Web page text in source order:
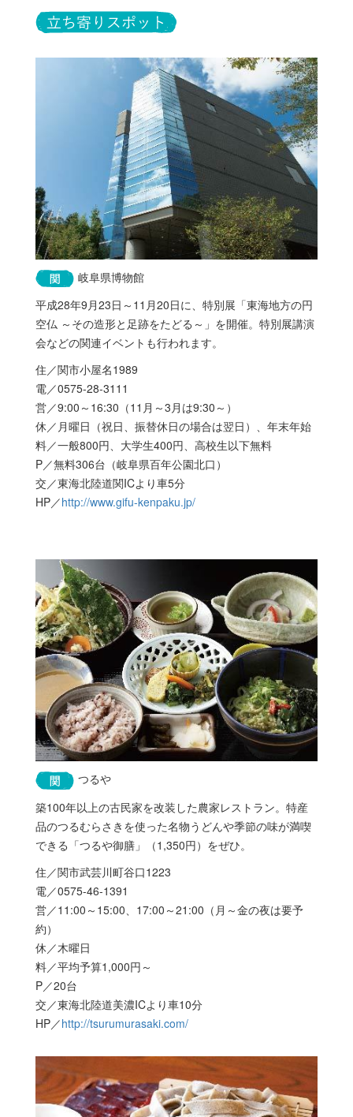
岐阜県博物館
平成28年9月23日～11月20日に、特別展「東海地方の円
空仏 ～その造形と足跡をたどる～」を開催。特別展講演
会などの関連イベントも行われます。
住／関市小屋名1989
電／0575-28-3111
営／9:00～16:30（11月～3月は9:30～）
休／月曜日（祝日、振替休日の場合は翌日）、年末年始
料／一般800円、大学生400円、高校生以下無料
P／無料306台（岐阜県百年公園北口）
交／東海北陸道関ICより車5分
HP／http://www.gifu-kenpaku.jp/
つるや
築100年以上の古民家を改装した農家レストラン。特産
品のつるむらさきを使った名物うどんや季節の味が満喫
できる「つるや御膳」（1,350円）をぜひ。
住／関市武芸川町谷口1223
電／0575-46-1391
営／11:00～15:00、17:00～21:00（月～金の夜は要予
約）
休／木曜日
料／平均予算1,000円～
P／20台
交／東海北陸道美濃ICより車10分
HP／http://tsurumurasaki.com/